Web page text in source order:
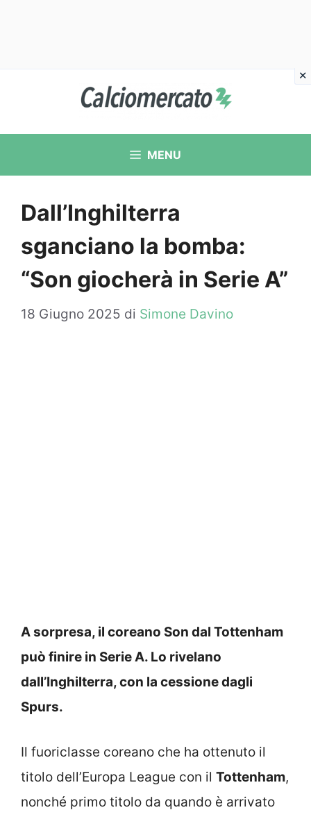
contenuto
MENU
Dall’Inghilterra
sganciano la bomba:
“Son giocherà in Serie A”
18 Giugno 2025 di Simone Davino
A sorpresa, il coreano Son dal Tottenham
può finire in Serie A. Lo rivelano
dall’Inghilterra, con la cessione dagli
Spurs.
Il fuoriclasse coreano che ha ottenuto il
titolo dell’Europa League con il Tottenham,
nonché primo titolo da quando è arrivato